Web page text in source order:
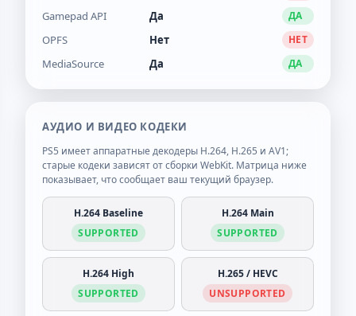
Gamepad API Да ДА
OPFS Нет НЕТ
MediaSource Да ДА
АУДИО И ВИДЕО КОДЕКИ
PS5 имеет аппаратные декодеры H.264, H.265 и AV1;
старые кодеки зависят от сборки WebKit. Матрица ниже
показывает, что сообщает ваш текущий браузер.
H.264 Baseline
SUPPORTED
H.264 Main
SUPPORTED
H.264 High
SUPPORTED
H.265 / HEVC
UNSUPPORTED